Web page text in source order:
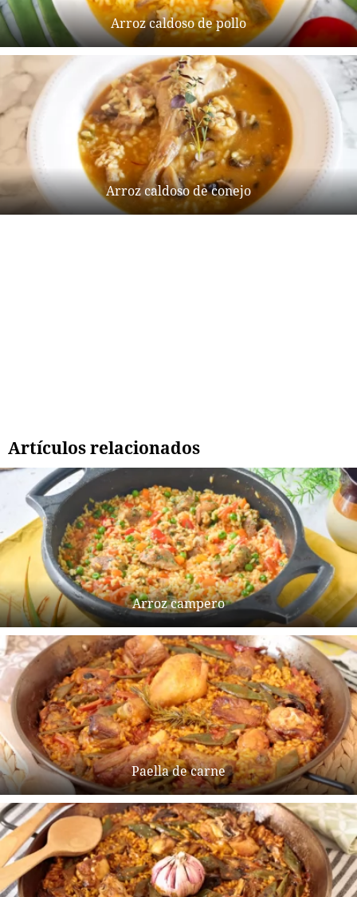
Arroz caldoso de pollo
Arroz caldoso de conejo
Artículos relacionados
Arroz campero
Paella de carne